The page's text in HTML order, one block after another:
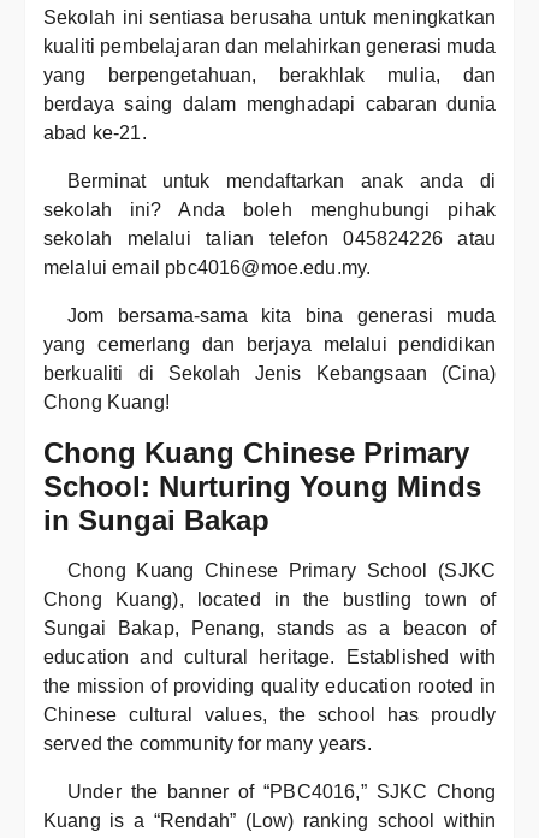
Sekolah ini sentiasa berusaha untuk meningkatkan
kualiti pembelajaran dan melahirkan generasi muda
yang berpengetahuan, berakhlak mulia, dan
berdaya saing dalam menghadapi cabaran dunia
abad ke-21.
Berminat untuk mendaftarkan anak anda di
sekolah ini? Anda boleh menghubungi pihak
sekolah melalui talian telefon 045824226 atau
melalui email pbc4016@moe.edu.my.
Jom bersama-sama kita bina generasi muda
yang cemerlang dan berjaya melalui pendidikan
berkualiti di Sekolah Jenis Kebangsaan (Cina)
Chong Kuang!
Chong Kuang Chinese Primary
School: Nurturing Young Minds
in Sungai Bakap
Chong Kuang Chinese Primary School (SJKC
Chong Kuang), located in the bustling town of
Sungai Bakap, Penang, stands as a beacon of
education and cultural heritage. Established with
the mission of providing quality education rooted in
Chinese cultural values, the school has proudly
served the community for many years.
Under the banner of “PBC4016,” SJKC Chong
Kuang is a “Rendah” (Low) ranking school within